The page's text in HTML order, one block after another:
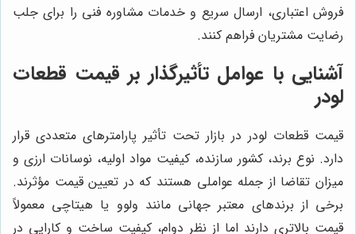
فروش اعتباری، ارسال سریع و خدمات مشاوره فنی را برای جلب
رضایت مشتریان فراهم کنند.
آشنایی با عوامل تأثیرگذار بر قیمت قطعات
لودر
قیمت قطعات لودر در بازار تحت تأثیر پارامترهای متعددی قرار
دارد. نوع برند، کشور سازنده، کیفیت مواد اولیه، نوسانات ارزی و
میزان تقاضا از جمله عواملی هستند که در تعیین قیمت مؤثرند.
برخی از برندهای معتبر جهانی مانند ولوو یا هیتاچی معمولاً
قیمت بالاتری دارند اما از نظر دوام، کیفیت ساخت و کارایی در